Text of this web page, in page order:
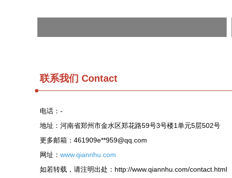
联系我们 Contact
电话：-
地址：河南省郑州市金水区郑花路59号3号楼1单元5层502号
更多邮箱：461909e**959@qq.com
网址： www.qiannhu.com
如若转载，请注明出处：http://www.qiannhu.com/contact.html